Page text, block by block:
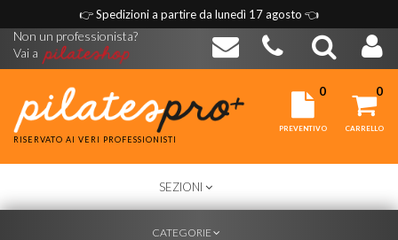
👉Spedizioni a partire da lunedì 17 agosto 👈
Non un professionista?
Vai a
RISERVATO AI VERI PROFESSIONISTI
0
PREVENTIVO
0
CARRELLO
TOGGLE
NAVIGATION
SEZIONI
TOGGLE
CATEGORIE